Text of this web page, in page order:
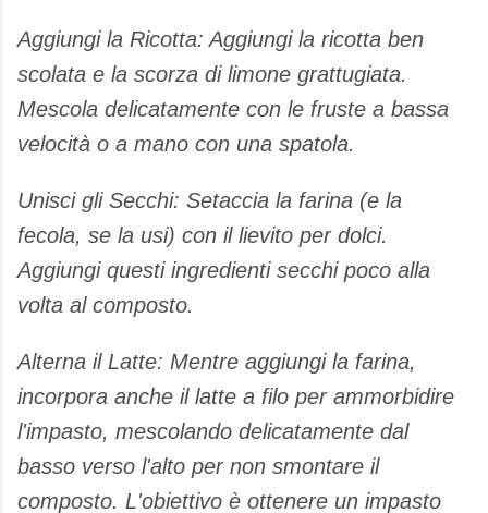
​Aggiungi la Ricotta: Aggiungi la ricotta ben
scolata e la scorza di limone grattugiata.
Mescola delicatamente con le fruste a bassa
velocità o a mano con una spatola.
​Unisci gli Secchi: Setaccia la farina (e la
fecola, se la usi) con il lievito per dolci.
Aggiungi questi ingredienti secchi poco alla
volta al composto.
​Alterna il Latte: Mentre aggiungi la farina,
incorpora anche il latte a filo per ammorbidire
l'impasto, mescolando delicatamente dal
basso verso l'alto per non smontare il
composto. L'obiettivo è ottenere un impasto